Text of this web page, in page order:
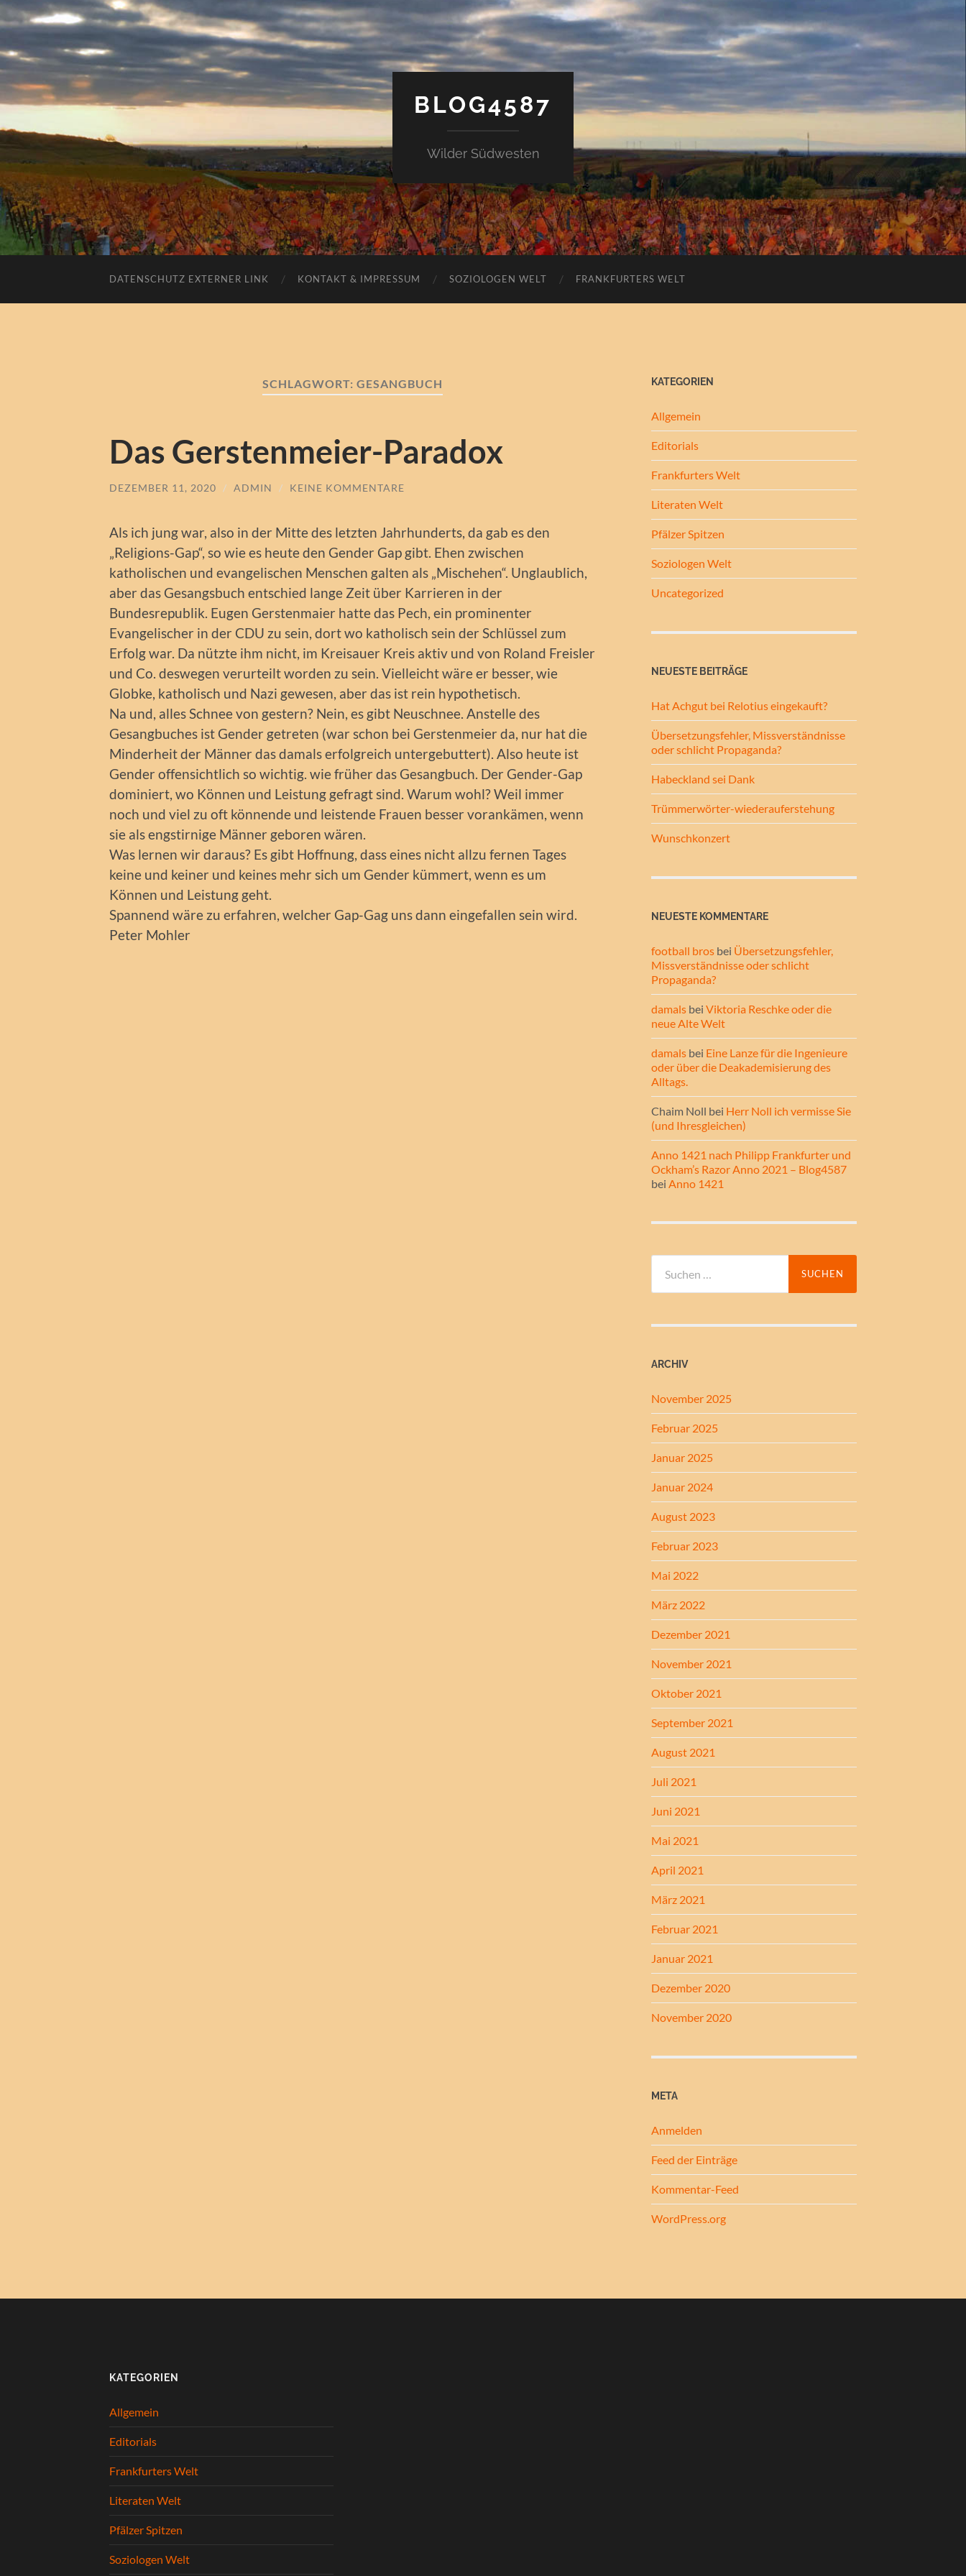
BLOG4587
Wilder Südwesten
DATENSCHUTZ EXTERNER LINK KONTAKT & IMPRESSUM SOZIOLOGEN WELT FRANKFURTERS WELT
SCHLAGWORT: GESANGBUCH
Das Gerstenmeier-Paradox
DEZEMBER 11, 2020 / ADMIN / KEINE KOMMENTARE
Als ich jung war, also in der Mitte des letzten Jahrhunderts, da gab es den
„Religions-Gap“, so wie es heute den Gender Gap gibt. Ehen zwischen
katholischen und evangelischen Menschen galten als „Mischehen“. Unglaublich,
aber das Gesangsbuch entschied lange Zeit über Karrieren in der
Bundesrepublik. Eugen Gerstenmaier hatte das Pech, ein prominenter
Evangelischer in der CDU zu sein, dort wo katholisch sein der Schlüssel zum
Erfolg war. Da nützte ihm nicht, im Kreisauer Kreis aktiv und von Roland Freisler
und Co. deswegen verurteilt worden zu sein. Vielleicht wäre er besser, wie
Globke, katholisch und Nazi gewesen, aber das ist rein hypothetisch.
Na und, alles Schnee von gestern? Nein, es gibt Neuschnee. Anstelle des
Gesangbuches ist Gender getreten (war schon bei Gerstenmeier da, nur hat die
Minderheit der Männer das damals erfolgreich untergebuttert). Also heute ist
Gender offensichtlich so wichtig. wie früher das Gesangbuch. Der Gender-Gap
dominiert, wo Können und Leistung gefragt sind. Warum wohl? Weil immer
noch und viel zu oft könnende und leistende Frauen besser vorankämen, wenn
sie als engstirnige Männer geboren wären.
Was lernen wir daraus? Es gibt Hoffnung, dass eines nicht allzu fernen Tages
keine und keiner und keines mehr sich um Gender kümmert, wenn es um
Können und Leistung geht.
Spannend wäre zu erfahren, welcher Gap-Gag uns dann eingefallen sein wird.
Peter Mohler
KATEGORIEN
Allgemein
Editorials
Frankfurters Welt
Literaten Welt
Pfälzer Spitzen
Soziologen Welt
Uncategorized
NEUESTE BEITRÄGE
Hat Achgut bei Relotius eingekauft?
Übersetzungsfehler, Missverständnisse
oder schlicht Propaganda?
Habeckland sei Dank
Trümmerwörter-wiederauferstehung
Wunschkonzert
NEUESTE KOMMENTARE
football bros bei Übersetzungsfehler,
Missverständnisse oder schlicht
Propaganda?
damals bei Viktoria Reschke oder die
neue Alte Welt
damals bei Eine Lanze für die Ingenieure
oder über die Deakademisierung des
Alltags.
Chaim Noll bei Herr Noll ich vermisse Sie
(und Ihresgleichen)
Anno 1421 nach Philipp Frankfurter und
Ockham’s Razor Anno 2021 – Blog4587
bei Anno 1421
nach:
ARCHIV
November 2025
Februar 2025
Januar 2025
Januar 2024
August 2023
Februar 2023
Mai 2022
März 2022
Dezember 2021
November 2021
Oktober 2021
September 2021
August 2021
Juli 2021
Juni 2021
Mai 2021
April 2021
März 2021
Februar 2021
Januar 2021
Dezember 2020
November 2020
META
Anmelden
Feed der Einträge
Kommentar-Feed
WordPress.org
KATEGORIEN
Allgemein
Editorials
Frankfurters Welt
Literaten Welt
Pfälzer Spitzen
Soziologen Welt